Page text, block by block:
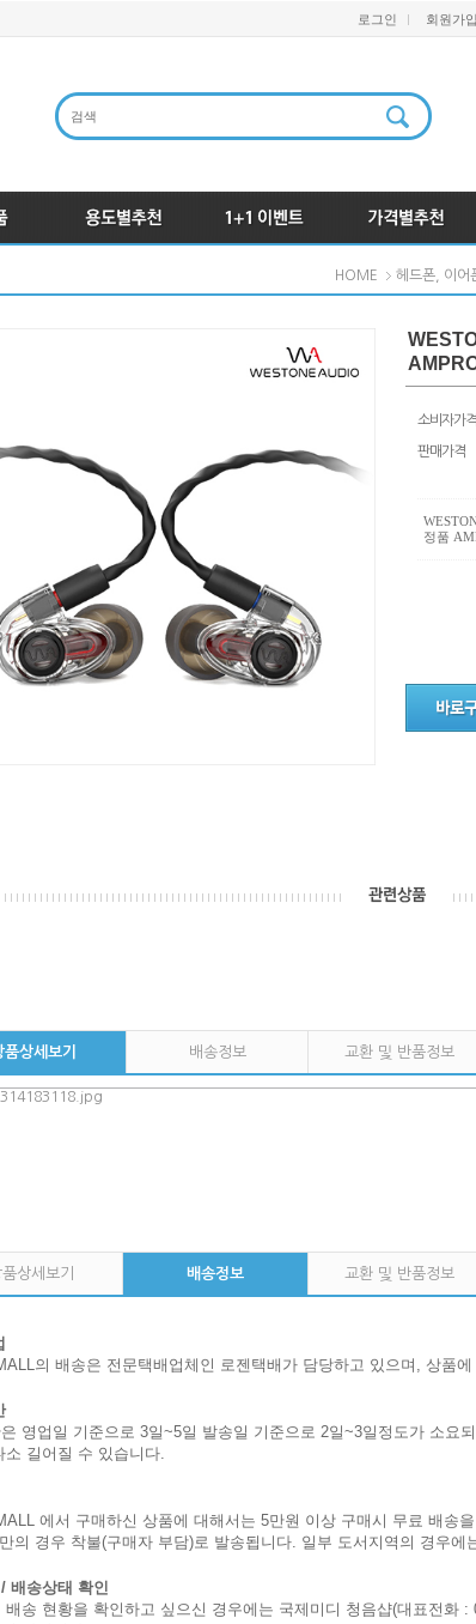
로그인 회원가입
HOME 헤드폰, 이어
소비자가격
판매가격
정품
품상세보기 배송정보 교환 및 반품정보
상세보기 배송정보 교환 및 반품정보
의 배송은 전문택배업체인 로젠택배가 담당하고 있으며, 상품
영업일 기준으로 3일~5일 발송일 기준으로 2일~3일정도가 소요
소 길어질 수 있습니다.
에서 구매하신 상품에 대해서는 5만원 이상 구매시 무료 배송
의 경우 착불(구매자 부담)로 발송됩니다. 일부 도서지역의 경우
배송상태 확인
배송 현황을 확인하고 싶으신 경우에는 국제미디 청음샵(대표전화 :